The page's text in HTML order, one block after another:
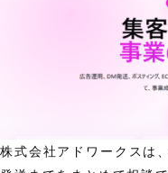
株式会社アドワークスは